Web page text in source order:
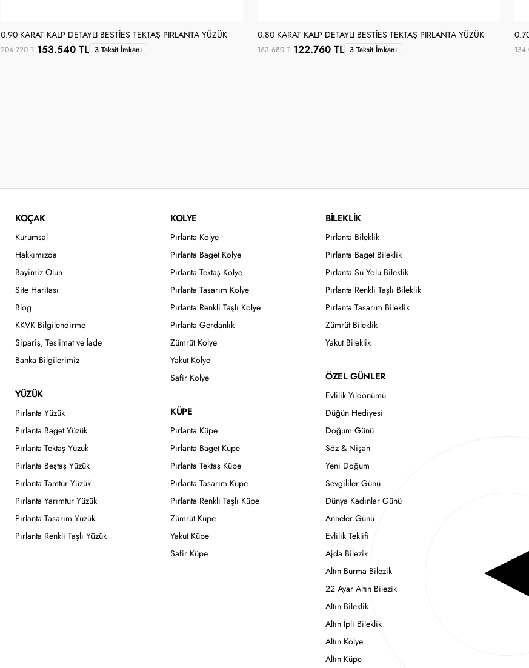
0.90 KARAT KALP DETAYLI BESTIES TEKTAŞ PIRLANTA YÜZÜK
204.720 TL153.540 TL 3 Taksit İmkanı
0.80 KARAT KALP DETAYLI BESTIES TEKTAŞ PIRLANTA YÜZÜK
163.680 TL122.760 TL 3 Taksit İmkanı
KOÇAK
Kurumsal
Hakkımızda
Bayimiz Olun
Site Haritası
Blog
KKVK Bilgilendirme
Sipariş, Teslimat ve İade
Banka Bilgilerimiz
YÜZÜK
Pırlanta Yüzük
Pırlanta Baget Yüzük
Pırlanta Tektaş Yüzük
Pırlanta Beştaş Yüzük
Pırlanta Tamtur Yüzük
Pırlanta Yarımtur Yüzük
Pırlanta Tasarım Yüzük
Pırlanta Renkli Taşlı Yüzük
KOLYE
Pırlanta Kolye
Pırlanta Baget Kolye
Pırlanta Tektaş Kolye
Pırlanta Tasarım Kolye
Pırlanta Renkli Taşlı Kolye
Pırlanta Gerdanlık
Zümrüt Kolye
Yakut Kolye
Safir Kolye
KÜPE
Pırlanta Küpe
Pırlanta Baget Küpe
Pırlanta Tektaş Küpe
Pırlanta Tasarım Küpe
Pırlanta Renkli Taşlı Küpe
Zümrüt Küpe
Yakut Küpe
Safir Küpe
BİLEKLİK
Pırlanta Bileklik
Pırlanta Baget Bileklik
Pırlanta Su Yolu Bileklik
Pırlanta Renkli Taşlı Bileklik
Pırlanta Tasarım Bileklik
Zümrüt Bileklik
Yakut Bileklik
ÖZEL GÜNLER
Evlilik Yıldönümü
Düğün Hediyesi
Doğum Günü
Söz & Nişan
Yeni Doğum
Sevgililer Günü
Dünya Kadınlar Günü
Anneler Günü
Evlilik Teklifi
Ajda Bilezik
Altın Burma Bilezik
22 Ayar Altın Bilezik
Altın Bileklik
Altın İpli Bileklik
Altın Kolye
Altın Küpe